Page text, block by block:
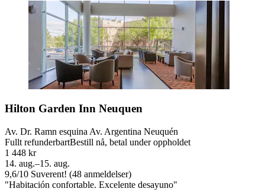
Hilton Garden Inn Neuquen
Av. Dr. Ramn esquina Av. Argentina Neuquén
Fullt refunderbartBestill nå, betal under oppholdet
1 448 kr
14. aug.–15. aug.
9,6/10 Suverent! (48 anmeldelser)
"Habitación confortable. Excelente desayuno"